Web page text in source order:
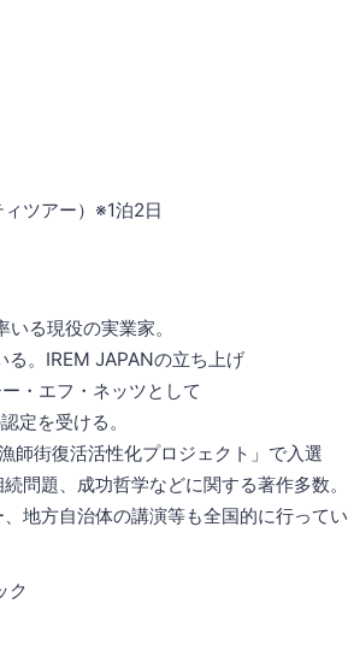
アー）※1泊2日
る現役の実業家。
。IREM JAPANの立ち上げ
・エフ・ネッツとして
を受ける。
師街復活活性化プロジェクト」で入選
問題、成功哲学などに関する著作多数。
地方自治体の講演等も全国的に行ってい
ク